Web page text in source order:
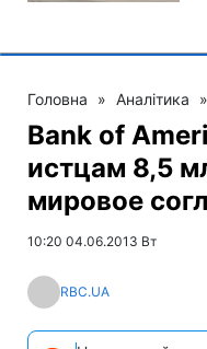
Головна » Аналітика »
Bank of
истцам 8,5
мировое
10:20 04.06.2013 Вт
RBC.UA